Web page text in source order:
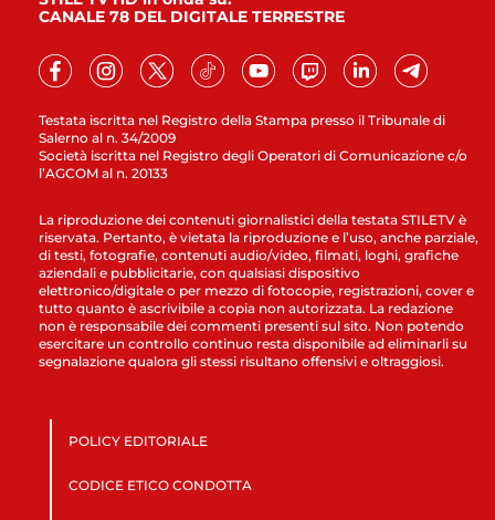
Testata iscritta nel Registro della Stampa presso il Tribunale di
Salerno al n. 34/2009
Società iscritta nel Registro degli Operatori di Comunicazione c/o
l’AGCOM al n. 20133
CANALE 78 DEL DIGITALE TERRESTRE
La riproduzione dei contenuti giornalistici della testata STILETV è
riservata. Pertanto, è vietata la riproduzione e l’uso, anche parziale,
di testi, fotografie, contenuti audio/video, filmati, loghi, grafiche
aziendali e pubblicitarie, con qualsiasi dispositivo
elettronico/digitale o per mezzo di fotocopie, registrazioni, cover e
tutto quanto è ascrivibile a copia non autorizzata. La redazione
non è responsabile dei commenti presenti sul sito. Non potendo
esercitare un controllo continuo resta disponibile ad eliminarli su
segnalazione qualora gli stessi risultano offensivi e oltraggiosi.
POLICY EDITORIALE
CODICE ETICO CONDOTTA